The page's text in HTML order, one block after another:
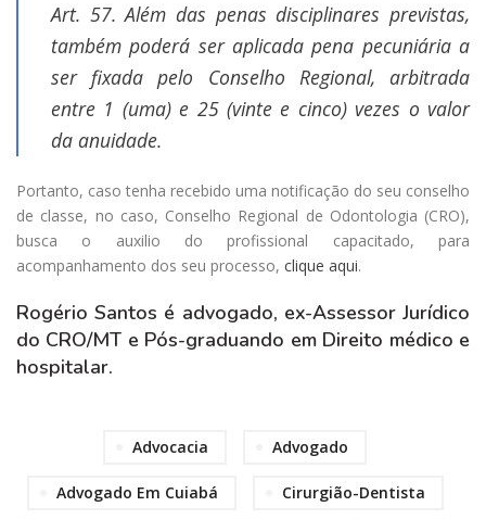
Art. 57. Além das penas disciplinares previstas,
também poderá ser aplicada pena pecuniária a
ser fixada pelo Conselho Regional, arbitrada
entre 1 (uma) e 25 (vinte e cinco) vezes o valor
da anuidade.
Portanto, caso tenha recebido uma notificação do seu conselho
de classe, no caso, Conselho Regional de Odontologia (CRO),
busca o auxilio do profissional capacitado, para
acompanhamento dos seu processo, clique aqui.
Rogério Santos é advogado, ex-Assessor Jurídico
do CRO/MT e Pós-graduando em Direito médico e
hospitalar.
Advocacia Advogado
Advogado Em Cuiabá Cirurgião-Dentista